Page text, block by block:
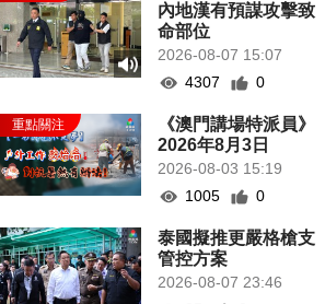
內地漢有預謀攻擊致
命部位
2026-08-07 15:07
4307
0
《澳門講場特派員》
2026年8月3日
2026-08-03 15:19
1005
0
泰國擬推更嚴格槍支
管控方案
2026-08-07 23:46